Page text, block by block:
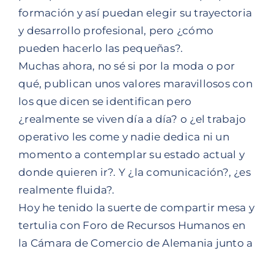
formación y así puedan elegir su trayectoria
y desarrollo profesional, pero ¿cómo
pueden hacerlo las pequeñas?.
Muchas ahora, no sé si por la moda o por
qué, publican unos valores maravillosos con
los que dicen se identifican pero
¿realmente se viven día a día? o ¿el trabajo
operativo les come y nadie dedica ni un
momento a contemplar su estado actual y
donde quieren ir?. Y ¿la comunicación?, ¿es
realmente fluida?.
Hoy he tenido la suerte de compartir mesa y
tertulia con Foro de Recursos Humanos en
la Cámara de Comercio de Alemania junto a